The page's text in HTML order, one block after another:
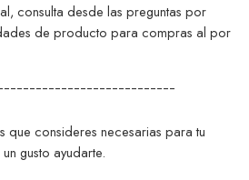
consulta desde las preguntas por
de producto para compras al por
que consideres necesarias para tu
gusto ayudarte.